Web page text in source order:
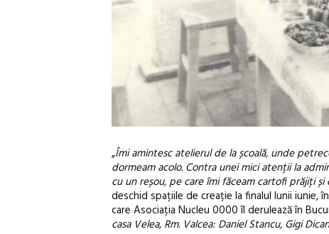
„Îmi amintesc atelierul de la școală, unde
dormeam acolo. Contra unei mici atenții la
cu un reșou, pe care îmi făceam cartofi prăjiți și
deschid spațiile de creație la finalul lunii iunie,
care Asociația Nucleu 0000 îl derulează în
casa Velea, Rm. Valcea: Daniel Stancu, Gigi